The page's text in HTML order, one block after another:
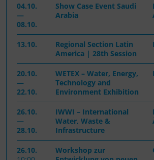
04.10.
—
08.10.
Show Case Event Saudi
Arabia
13.10.
Regional Section Latin
America | 28th Session
20.10.
—
22.10.
WETEX – Water, Energy,
Technology and
Environment Exhibition
26.10.
—
28.10.
IWWI – International
Water, Waste &
Infrastructure
26.10.
Workshop zur